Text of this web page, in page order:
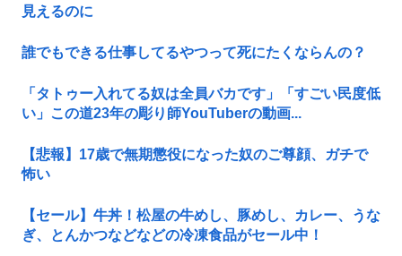
見えるのに
誰でもできる仕事してるやつって死にたくならんの？
「タトゥー入れてる奴は全員バカです」「すごい民度低
い」この道23年の彫り師YouTuberの動画...
【悲報】17歳で無期懲役になった奴のご尊顔、ガチで
怖い
【セール】牛丼！松屋の牛めし、豚めし、カレー、うな
ぎ、とんかつなどなどの冷凍食品がセール中！